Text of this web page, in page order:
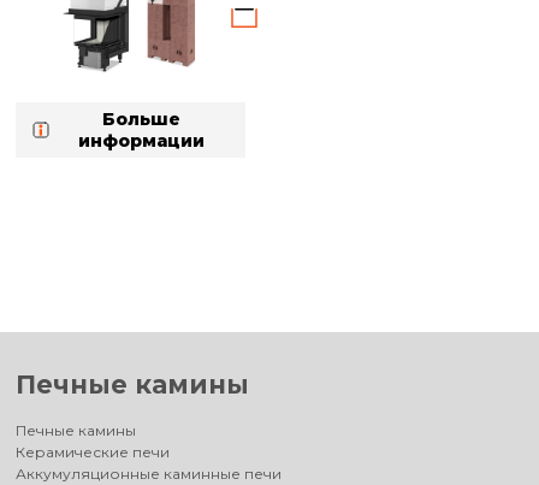
Больше
информации
Печные камины
Печные камины
Керамические печи
Аккумуляционные каминные печи